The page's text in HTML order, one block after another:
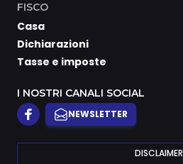
FISCO
Casa
Dichiarazioni
Tasse e imposte
I NOSTRI CANALI SOCIAL
NEWSLETTER
DISCLAIMER